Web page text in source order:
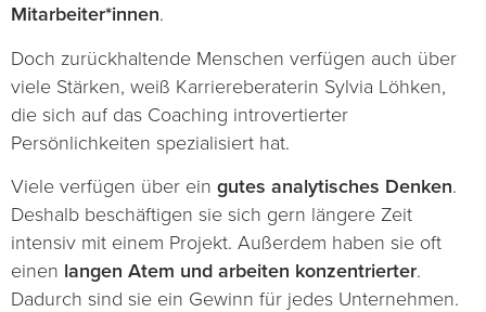
Mitarbeiter*innen.
Doch zurückhaltende Menschen verfügen auch über
viele Stärken, weiß Karriereberaterin Sylvia Löhken,
die sich auf das Coaching introvertierter
Persönlichkeiten spezialisiert hat.
Viele verfügen über ein gutes analytisches Denken.
Deshalb beschäftigen sie sich gern längere Zeit
intensiv mit einem Projekt. Außerdem haben sie oft
einen langen Atem und arbeiten konzentrierter.
Dadurch sind sie ein Gewinn für jedes Unternehmen.